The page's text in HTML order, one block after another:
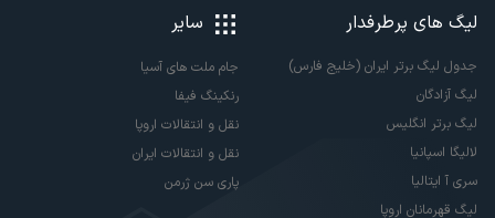
لیگ های پرطرفدار
جدول لیگ برتر ایران (خلیج فارس)
لیگ آزادگان
لیگ برتر انگلیس
لالیگا اسپانیا
سری آ ایتالیا
لیگ قهرمانان اروپا
سایر
جام ملت های آسیا
رنکینگ فیفا
نقل و انتقالات اروپا
نقل و انتقالات ایران
پاری سن ژرمن